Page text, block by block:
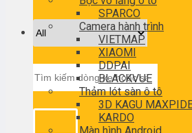
kiếm:
SPARCO
Camera hành trình
VIETMAP
XIAOMI
DDPAI
BLACKVUE
Thảm lót sàn ô tô
3D KAGU
KARDO